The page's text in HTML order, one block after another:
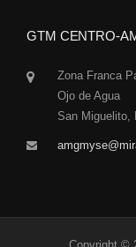
GTM CENTRO-
Zona Franca
Ojo de Agua
San Miguelito,